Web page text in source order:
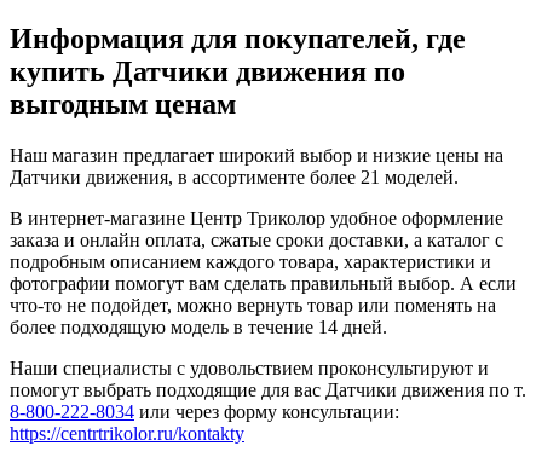
Информация для покупателей, где
купить Датчики движения по
выгодным ценам
Наш магазин предлагает широкий выбор и низкие цены на
Датчики движения, в ассортименте более 21 моделей.
В интернет-магазине Центр Триколор удобное оформление
заказа и онлайн оплата, сжатые сроки доставки, а каталог с
подробным описанием каждого товара, характеристики и
фотографии помогут вам сделать правильный выбор. А если
что-то не подойдет, можно вернуть товар или поменять на
более подходящую модель в течение 14 дней.
Наши специалисты с удовольствием проконсультируют и
помогут выбрать подходящие для вас Датчики движения по т.
8-800-222-8034 или через форму консультации:
https://centrtrikolor.ru/kontakty